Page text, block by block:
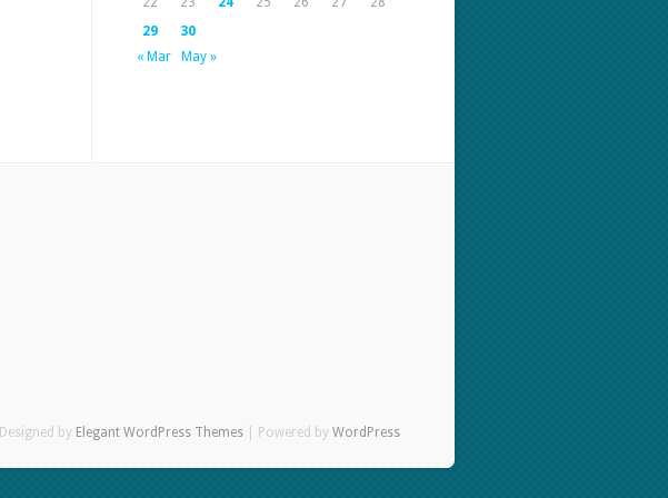
29
30
« Mar
May »
Designed by Elegant WordPress Themes | Powered by WordPress